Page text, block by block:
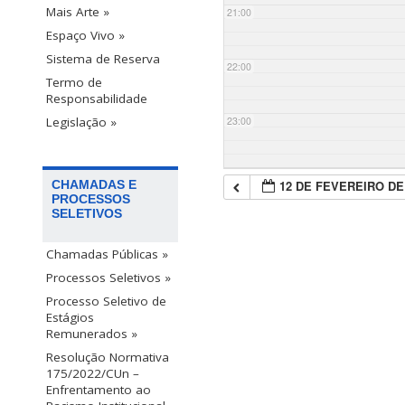
Mais Arte »
Espaço Vivo »
Sistema de Reserva
Termo de
Responsabilidade
Legislação »
CHAMADAS E
PROCESSOS
SELETIVOS
Chamadas Públicas »
Processos Seletivos »
Processo Seletivo de
Estágios
Remunerados »
Resolução Normativa
175/2022/CUn –
Enfrentamento ao
21:00
22:00
23:00
12 DE FEVEREIRO